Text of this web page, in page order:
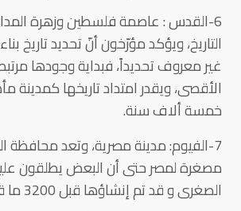
6-القدس : عاصمة فلسطين وزهرة
التاريخ، ويؤكد مؤرّخون أنّ تحديد تاريخ
غير معروف تحديداً، فبداية وجودها
الأقصى، ويقدر امتداد تاريخها كمدينة
خمسة ألاف سنة.
7-الفيوم: مدينة مصرية، وتعد محافظة
مصغرة لمصر حتى أن البعض يطلقون
الصغرى و قد تم إنشاؤها قبل 3200 ما قبل الميلاد